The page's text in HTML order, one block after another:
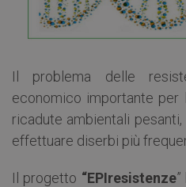
Il problema delle
economico importante per
ricadute ambientali
effettuare diserbi più
Il progetto “EPIresistenze